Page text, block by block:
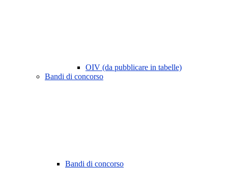
OIV (da pubblicare in tabelle)
Bandi di concorso
Bandi di concorso